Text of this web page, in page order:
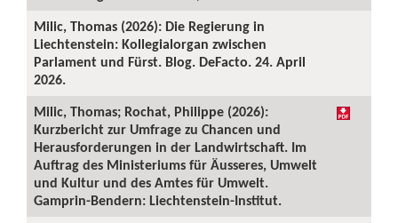
Milic, Thomas (2026): Die Regierung in
Liechtenstein: Kollegialorgan zwischen
Parlament und Fürst. Blog. DeFacto. 24. April
2026.
Milic, Thomas; Rochat, Philippe (2026):
Kurzbericht zur Umfrage zu Chancen und
Herausforderungen in der Landwirtschaft. Im
Auftrag des Ministeriums für Äusseres, Umwelt
und Kultur und des Amtes für Umwelt.
Gamprin-Bendern: Liechtenstein-Institut.